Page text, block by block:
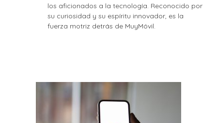
los aficionados a la tecnología. Reconocido por
su curiosidad y su espíritu innovador, es la
fuerza motriz detrás de MuyMóvil.